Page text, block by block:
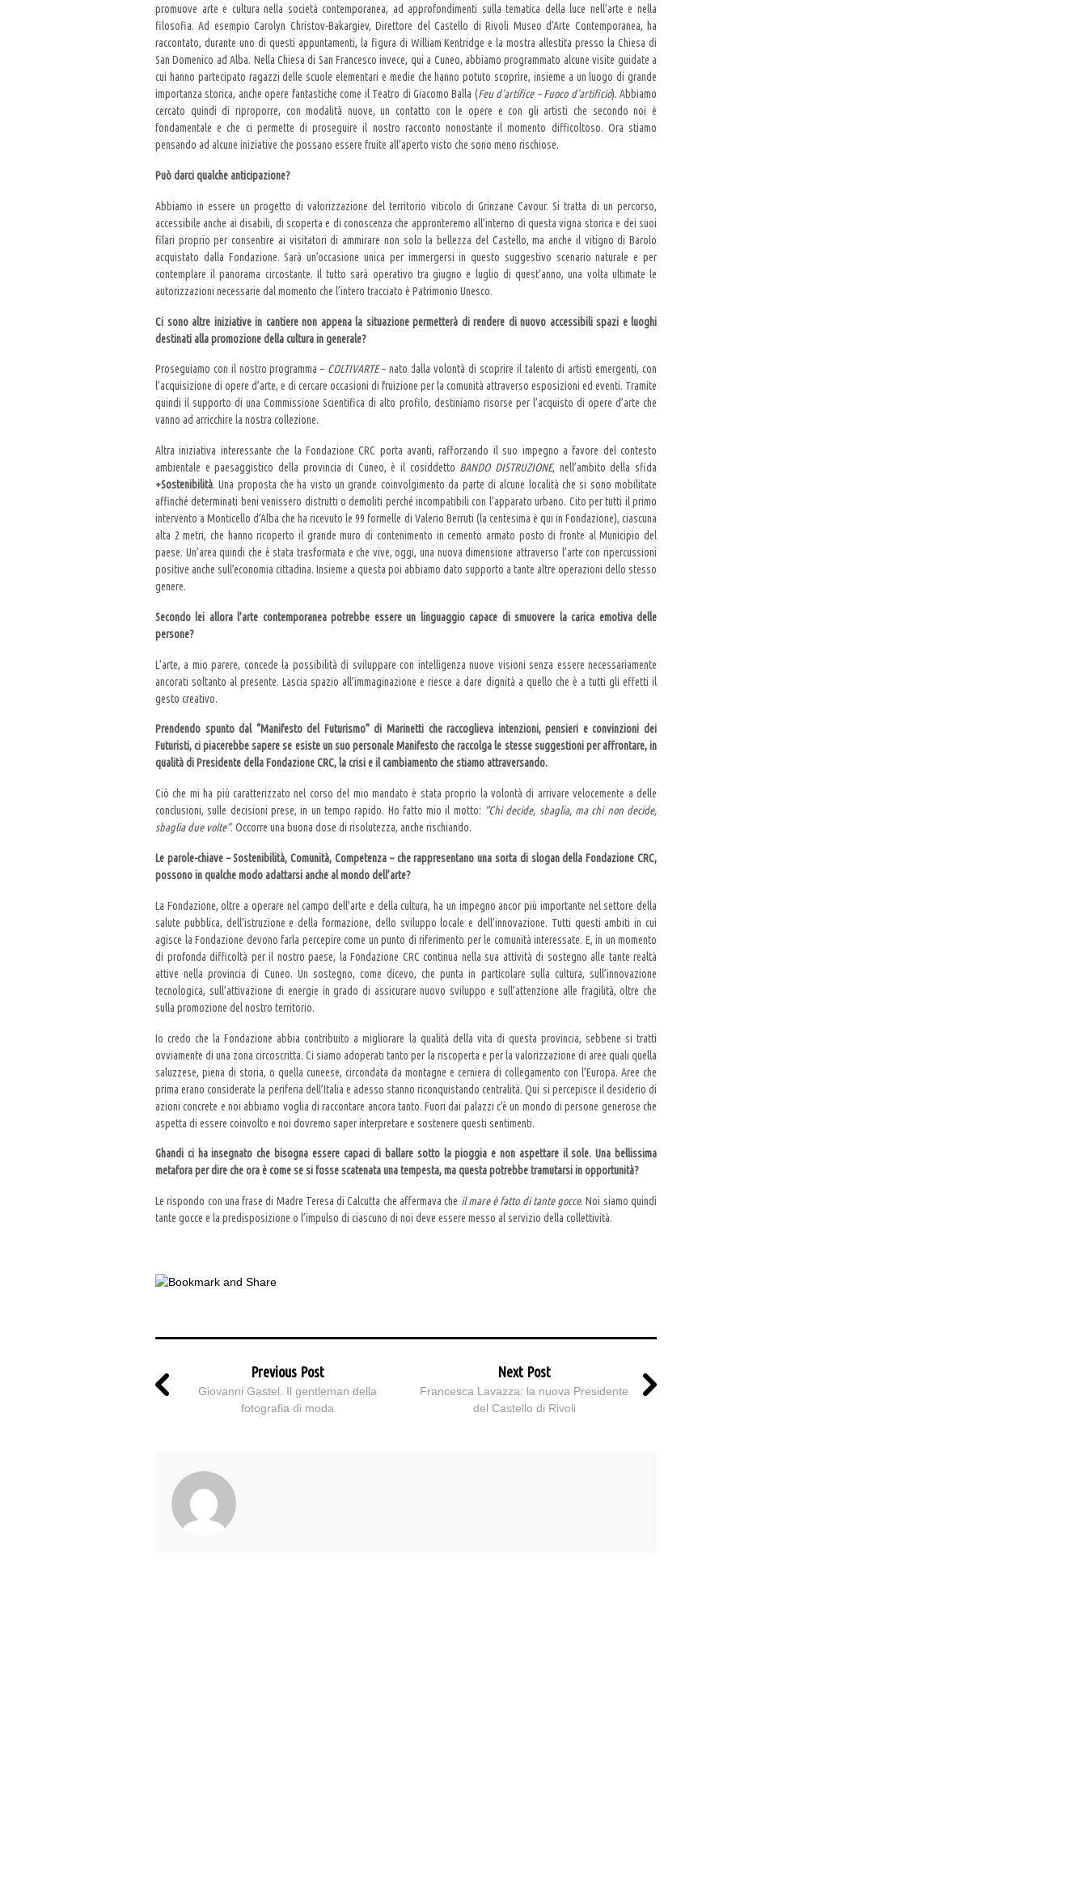
promuove arte e cultura nella società contemporanea, ad approfondimenti sulla tematica della luce nell’arte e nella
filosofia. Ad esempio Carolyn Christov-Bakargiev, Direttore del Castello di Rivoli Museo d’Arte Contemporanea, ha
raccontato, durante uno di questi appuntamenti, la figura di William Kentridge e la mostra allestita presso la Chiesa di
San Domenico ad Alba. Nella Chiesa di San Francesco invece, qui a Cuneo, abbiamo programmato alcune visite guidate a
cui hanno partecipato ragazzi delle scuole elementari e medie che hanno potuto scoprire, insieme a un luogo di grande
importanza storica, anche opere fantastiche come il Teatro di Giacomo Balla (Feu d’artifice – Fuoco d’artificio). Abbiamo
cercato quindi di riproporre, con modalità nuove, un contatto con le opere e con gli artisti che secondo noi è
fondamentale e che ci permette di proseguire il nostro racconto nonostante il momento difficoltoso. Ora stiamo
pensando ad alcune iniziative che possano essere fruite all’aperto visto che sono meno rischiose.
Può darci qualche anticipazione?
Abbiamo in essere un progetto di valorizzazione del territorio viticolo di Grinzane Cavour. Si tratta di un percorso,
accessibile anche ai disabili, di scoperta e di conoscenza che appronteremo all’interno di questa vigna storica e dei suoi
filari proprio per consentire ai visitatori di ammirare non solo la bellezza del Castello, ma anche il vitigno di Barolo
acquistato dalla Fondazione. Sarà un’occasione unica per immergersi in questo suggestivo scenario naturale e per
contemplare il panorama circostante. Il tutto sarà operativo tra giugno e luglio di quest’anno, una volta ultimate le
autorizzazioni necessarie dal momento che l’intero tracciato è Patrimonio Unesco.
Ci sono altre iniziative in cantiere non appena la situazione permetterà di rendere di nuovo accessibili spazi e luoghi
destinati alla promozione della cultura in generale?
Proseguiamo con il nostro programma – COLTIVARTE– nato dalla volontà di scoprire il talento di artisti emergenti, con
l’acquisizione di opere d’arte, e di cercare occasioni di fruizione per la comunità attraverso esposizioni ed eventi. Tramite
quindi il supporto di una Commissione Scientifica di alto profilo, destiniamo risorse per l’acquisto di opere d’arte che
vanno ad arricchire la nostra collezione.
Altra iniziativa interessante che la Fondazione CRC porta avanti, rafforzando il suo impegno a favore del contesto
ambientale e paesaggistico della provincia di Cuneo, è il cosiddetto BANDO DISTRUZIONE, nell’ambito della sfida
+Sostenibilità. Una proposta che ha visto un grande coinvolgimento da parte di alcune località che si sono mobilitate
affinché determinati beni venissero distrutti o demoliti perché incompatibili con l’apparato urbano. Cito per tutti il primo
intervento a Monticello d’Alba che ha ricevuto le 99 formelle di Valerio Berruti (la centesima è qui in Fondazione), ciascuna
alta 2 metri, che hanno ricoperto il grande muro di contenimento in cemento armato posto di fronte al Municipio del
paese. Un’area quindi che è stata trasformata e che vive, oggi, una nuova dimensione attraverso l’arte con ripercussioni
positive anche sull’economia cittadina. Insieme a questa poi abbiamo dato supporto a tante altre operazioni dello stesso
genere.
Secondo lei allora l’arte contemporanea potrebbe essere un linguaggio capace di smuovere la carica emotiva delle
persone?
L’arte, a mio parere, concede la possibilità di sviluppare con intelligenza nuove visioni senza essere necessariamente
ancorati soltanto al presente. Lascia spazio all’immaginazione e riesce a dare dignità a quello che è a tutti gli effetti il
gesto creativo.
Prendendo spunto dal “Manifesto del Futurismo” di Marinetti che raccoglieva intenzioni, pensieri e convinzioni dei
Futuristi, ci piacerebbe sapere se esiste un suo personale Manifesto che raccolga le stesse suggestioni per affrontare, in
qualità di Presidente della Fondazione CRC, la crisi e il cambiamento che stiamo attraversando.
Ciò che mi ha più caratterizzato nel corso del mio mandato è stata proprio la volontà di arrivare velocemente a delle
conclusioni, sulle decisioni prese, in un tempo rapido. Ho fatto mio il motto: “Chi decide, sbaglia, ma chi non decide,
sbaglia due volte”. Occorre una buona dose di risolutezza, anche rischiando.
Le parole-chiave – Sostenibilità, Comunità, Competenza – che rappresentano una sorta di slogan della Fondazione CRC,
possono in qualche modo adattarsi anche al mondo dell’arte?
La Fondazione, oltre a operare nel campo dell’arte e della cultura, ha un impegno ancor più importante nel settore della
salute pubblica, dell’istruzione e della formazione, dello sviluppo locale e dell’innovazione. Tutti questi ambiti in cui
agisce la Fondazione devono farla percepire come un punto di riferimento per le comunità interessate. E, in un momento
di profonda difficoltà per il nostro paese, la Fondazione CRC continua nella sua attività di sostegno alle tante realtà
attive nella provincia di Cuneo. Un sostegno, come dicevo, che punta in particolare sulla cultura, sull’innovazione
tecnologica, sull’attivazione di energie in grado di assicurare nuovo sviluppo e sull’attenzione alle fragilità, oltre che
sulla promozione del nostro territorio.
Io credo che la Fondazione abbia contribuito a migliorare la qualità della vita di questa provincia, sebbene si tratti
ovviamente di una zona circoscritta. Ci siamo adoperati tanto per la riscoperta e per la valorizzazione di aree quali quella
saluzzese, piena di storia, o quella cuneese, circondata da montagne e cerniera di collegamento con l’Europa. Aree che
prima erano considerate la periferia dell’Italia e adesso stanno riconquistando centralità. Qui si percepisce il desiderio di
azioni concrete e noi abbiamo voglia di raccontare ancora tanto. Fuori dai palazzi c’è un mondo di persone generose che
aspetta di essere coinvolto e noi dovremo saper interpretare e sostenere questi sentimenti.
Ghandi ci ha insegnato che bisogna essere capaci di ballare sotto la pioggia e non aspettare il sole. Una bellissima
metafora per dire che ora è come se si fosse scatenata una tempesta, ma questa potrebbe tramutarsi in opportunità?
Le rispondo con una frase di Madre Teresa di Calcutta che affermava che il mare è fatto di tante gocce. Noi siamo quindi
tante gocce e la predisposizione o l’impulso di ciascuno di noi deve essere messo al servizio della collettività.
Previous Post
Giovanni Gastel. Il gentleman della
fotografia di moda
Next Post
Francesca Lavazza: la nuova Presidente
del Castello di Rivoli